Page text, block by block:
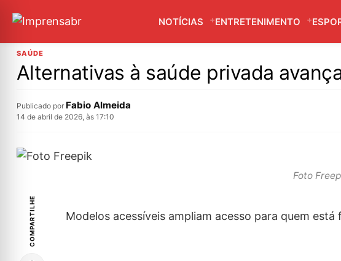
NOTÍCIAS ENTRETENIMENTO
SAÚDE
Alternativas à saúde privada
Publicado por Fabio Almeida
14 de abril de 2026, às 17:10
Foto
COMPARTILHE Modelos acessíveis ampliam acesso para quem